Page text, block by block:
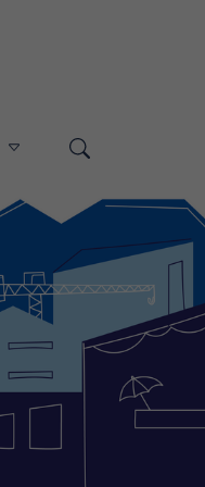
"Über Uns"
Search